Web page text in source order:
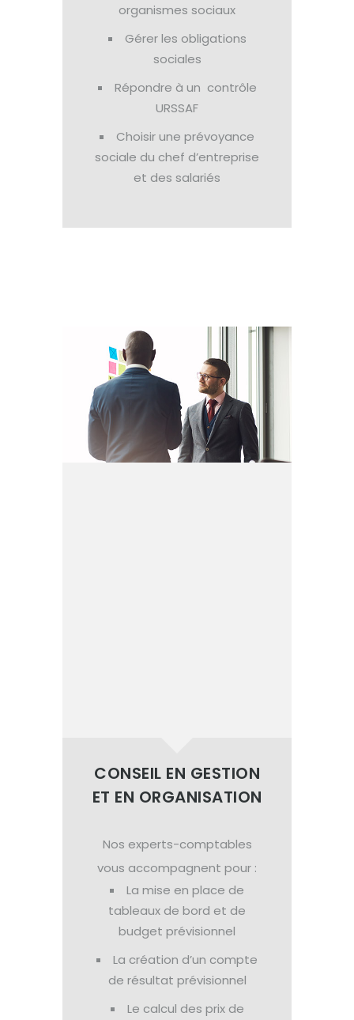
organismes sociaux
Gérer les obligations
sociales
Répondre à un contrôle
URSSAF
Choisir une prévoyance
sociale du chef d’entreprise
et des salariés
CONSEIL EN GESTION
ET EN ORGANISATION
Nos experts-comptables
vous accompagnent pour :
La mise en place de
tableaux de bord et de
budget prévisionnel
La création d’un compte
de résultat prévisionnel
Le calcul des prix de